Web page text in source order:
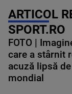
ARTICOL
SPORT.RO
FOTO |
care a stârnit
acuză lipsă
mondial